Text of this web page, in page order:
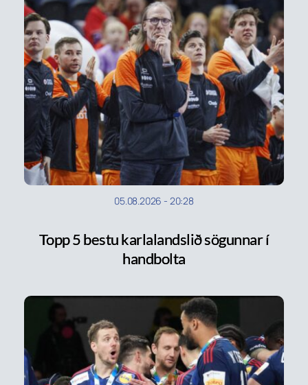
05.08.2026 - 20:28
Topp 5 bestu karlalandslið sögunnar í
handbolta